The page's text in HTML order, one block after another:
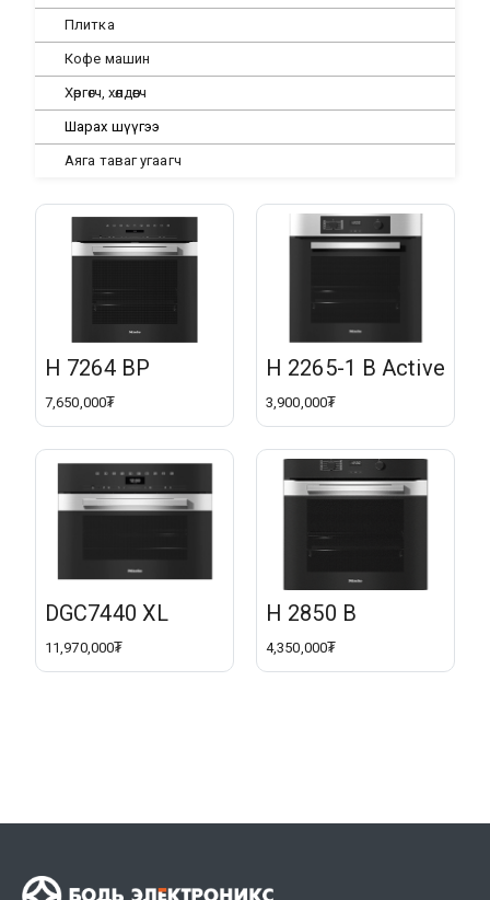
Плитка
Кофе машин
Хөргөгч, хөлдөөгч
Шарах шүүгээ
Аяга таваг угаагч
H 7264 BP
7,650,000₮
DGC7440 XL
11,970,000₮
H 2265-1 B Active
3,900,000₮
H 2850 B
4,350,000₮